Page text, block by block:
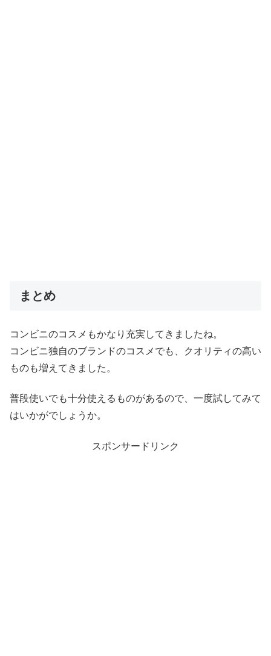
まとめ
コンビニのコスメもかなり充実してきましたね。
コンビニ独自のブランドのコスメでも、クオリティの高い
ものも増えてきました。
普段使いでも十分使えるものがあるので、一度試してみて
はいかがでしょうか。
スポンサードリンク